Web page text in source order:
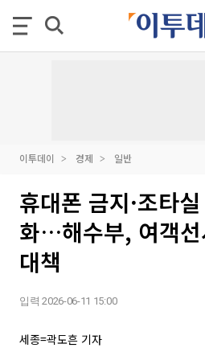
이투데이 경제 일반
휴대폰 금지·조타
화…해수부, 여객선
대책
입력 2026-06-11 15:00
세종=곽도흔 기자